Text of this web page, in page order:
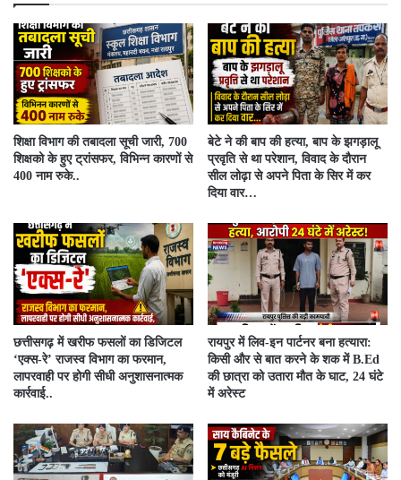
शिक्षा विभाग की तबादला सूची जारी, 700
शिक्षको के हुए ट्रांसफर, विभिन्न कारणों से
400 नाम रुके..
बेटे ने की बाप की हत्या, बाप के झगड़ालू
प्रवृति से था परेशान, विवाद के दौरान
सील लोढ़ा से अपने पिता के सिर में कर
दिया वार…
​छत्तीसगढ़ में खरीफ फसलों का डिजिटल
‘एक्स-रे’ राजस्व विभाग का फरमान,
लापरवाही पर होगी सीधी अनुशासनात्मक
कार्रवाई..
रायपुर में लिव-इन पार्टनर बना हत्यारा:
किसी और से बात करने के शक में B.Ed
की छात्रा को उतारा मौत के घाट, 24 घंटे
में अरेस्ट